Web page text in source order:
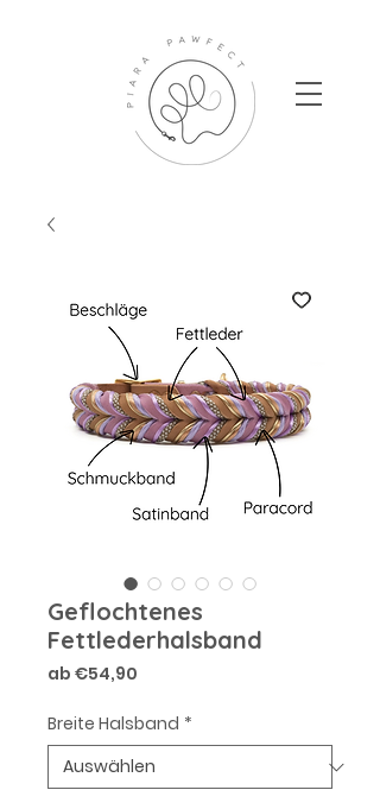
Geflochtenes
Fettlederhalsband
ab €54,90
Breite Halsband *